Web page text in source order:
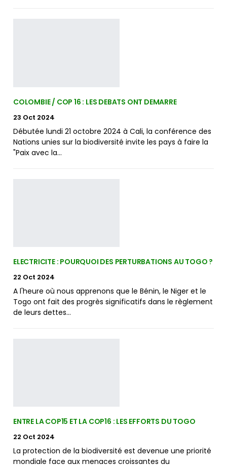
COLOMBIE / COP 16 : LES DEBATS ONT DEMARRE
23 Oct 2024
Débutée lundi 21 octobre 2024 à Cali, la conférence des
Nations unies sur la biodiversité invite les pays à faire la
"Paix avec la…
ELECTRICITE : POURQUOI DES PERTURBATIONS AU TOGO ?
22 Oct 2024
A l'heure où nous apprenons que le Bénin, le Niger et le
Togo ont fait des progrès significatifs dans le règlement
de leurs dettes…
ENTRE LA COP15 ET LA COP16 : LES EFFORTS DU TOGO
22 Oct 2024
La protection de la biodiversité est devenue une priorité
mondiale face aux menaces croissantes du